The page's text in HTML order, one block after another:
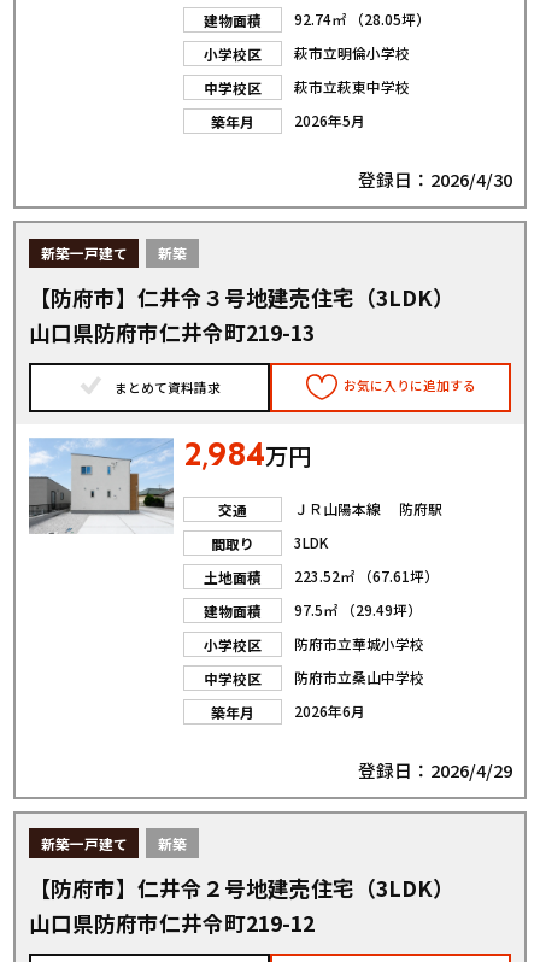
建物面積
92.74㎡ （28.05坪）
小学校区
萩市立明倫小学校
中学校区
萩市立萩東中学校
築年月
2026年5月
登録日：2026/4/30
新築一戸建て 新築
【防府市】仁井令３号地建売住宅（3LDK）
山口県防府市仁井令町219-13
まとめて資料請求 お気に入りに追加する
2,984万円
交通
ＪＲ山陽本線 防府駅
間取り
3LDK
土地面積
223.52㎡ （67.61坪）
建物面積
97.5㎡ （29.49坪）
小学校区
防府市立華城小学校
中学校区
防府市立桑山中学校
築年月
2026年6月
登録日：2026/4/29
新築一戸建て 新築
【防府市】仁井令２号地建売住宅（3LDK）
山口県防府市仁井令町219-12